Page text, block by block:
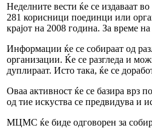
Неделните вести ќе се издаваат
281 корисници поединци или
крајот на 2008 година. За време
Информации ќе се собираат од
организации. Ќе се разгледа и
дуплираат. Исто така, ќе се
Оваа активност ќе се базира врз
од тие искуства се предвидува и
МЦМС ќе биде одговорен за